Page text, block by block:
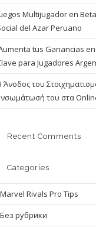
Multijugador en
del Azar Peruano
tus Ganancias
para Jugadores
Άνοδος του
του στα
Recent Comments
Categories
Rivals Pro Tips
рубрики